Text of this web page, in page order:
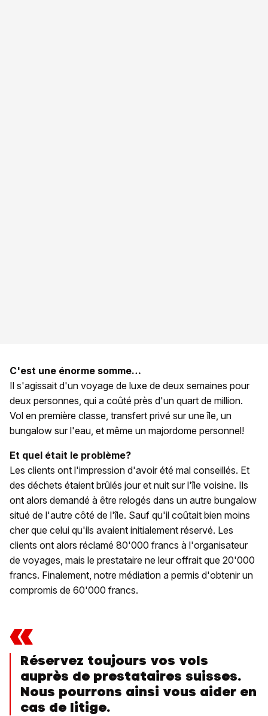
C'est une énorme somme…
Il s'agissait d'un voyage de luxe de deux semaines pour
deux personnes, qui a coûté près d'un quart de million.
Vol en première classe, transfert privé sur une île, un
bungalow sur l'eau, et même un majordome personnel!
Et quel était le problème?
Les clients ont l'impression d'avoir été mal conseillés. Et
des déchets étaient brûlés jour et nuit sur l'île voisine. Ils
ont alors demandé à être relogés dans un autre bungalow
situé de l'autre côté de l'île. Sauf qu'il coûtait bien moins
cher que celui qu'ils avaient initialement réservé. Les
clients ont alors réclamé 80'000 francs à l'organisateur
de voyages, mais le prestataire ne leur offrait que 20'000
francs. Finalement, notre médiation a permis d'obtenir un
compromis de 60'000 francs.
«
Réservez toujours vos vols
auprès de prestataires suisses.
Nous pourrons ainsi vous aider en
cas de litige.